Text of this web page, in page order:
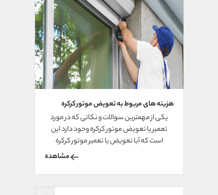
هزینه های مربوط به تعویض موتور کرکره
یکی از مهمترین سوالات و نکاتی که در مورد
تعمیر یا تعویض موتور کرکره وجود دارد این
است که آیا تعویض یا تعمیر موتور کرکره
منطقی است و آیا اصلا موتور کرکره قابل تعمیر
موتور کرکره مانند موتور سایر قطعات و دستگاه
ها دارای سیم پیچ می باشد.
مشاهده